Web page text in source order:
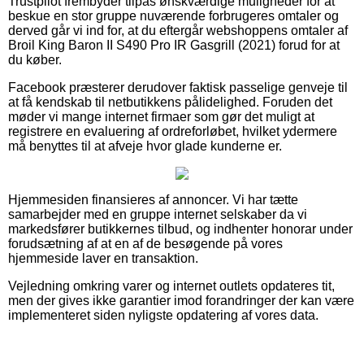
beskue en stor gruppe nuværende forbrugeres omtaler og
derved går vi ind for, at du eftergår webshoppens omtaler af
Broil King Baron II S490 Pro IR Gasgrill (2021) forud for at
du køber.
Facebook præsterer derudover faktisk passelige genveje til
at få kendskab til netbutikkens pålidelighed. Foruden det
møder vi mange internet firmaer som gør det muligt at
registrere en evaluering af ordreforløbet, hvilket ydermere
må benyttes til at afveje hvor glade kunderne er.
Hjemmesiden finansieres af annoncer. Vi har tætte
samarbejder med en gruppe internet selskaber da vi
markedsfører butikkernes tilbud, og indhenter honorar under
forudsætning af at en af de besøgende på vores
hjemmeside laver en transaktion.
Vejledning omkring varer og internet outlets opdateres tit,
men der gives ikke garantier imod forandringer der kan være
implementeret siden nyligste opdatering af vores data.